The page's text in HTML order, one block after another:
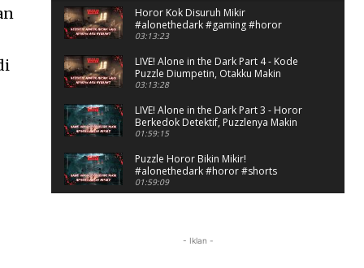
Horor Kok Disuruh Mikir
#alonethedark #gaming #horor
03:13:23
LIVE! Alone in the Dark Part 4 - Kode
Puzzle Diumpetin, Otakku Makin
Kacau!
03:13:28
LIVE! Alone in the Dark Part 3 - Horor
Berkedok Detektif, Puzzlenya Makin
Bikin Mikir?
01:59:15
Puzzle Horor Bikin Mikir!
#alonethedark #horor #shorts
01:59:09
- Iklan -